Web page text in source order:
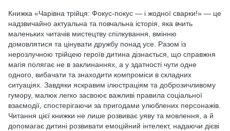
Книжка «Чарівна трійця: Фокус-покус — і жодної сварки!» — це
надзвичайно актуальна та повчальна історія, яка вчить
маленьких читачів мистецтву спілкування, вмінню
домовлятися та цінувати дружбу понад усе. Разом із
нерозлучною трійцею героїв дитина дізнається, що справжня
магія полягає не в заклинаннях, а у здатності чути одне
одного, вибачати та знаходити компроміси в складних
ситуаціях. Завдяки яскравим ілюстраціям та доброзичливому
гумору, малюк легко засвоює важливі правила соціальної
взаємодії, спостерігаючи за пригодами улюблених персонажів.
Читання цієї книжки не лише розвиває уяву та мовлення, а й
допомагає дитині розвивати емоційний інтелект, надаючи дієві